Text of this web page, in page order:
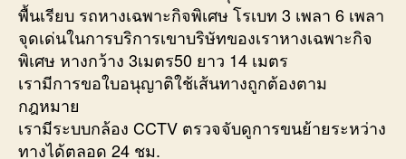
พื้นเรียบ รถหางเฉพาะกิจพิเศษ โรเบท 3 เพลา 6 เพลา
จุดเด่นในการบริการเขาบริษัทของเราหางเฉพาะกิจ
พิเศษ หางกว้าง 3เมตร50 ยาว 14 เมตร
เรามีการขอใบอนุญาติใช้เส้นทางถูกต้องตาม
กฎหมาย
เรามีระบบกล้อง CCTV ตรวจจับดูการขนย้ายระหว่าง
ทางได้ตลอด 24 ชม.